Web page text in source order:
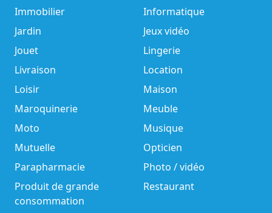
Immobilier
Informatique
Jardin
Jeux vidéo
Jouet
Lingerie
Livraison
Location
Loisir
Maison
Maroquinerie
Meuble
Moto
Musique
Mutuelle
Opticien
Parapharmacie
Photo / vidéo
Produit de grande
consommation
Restaurant